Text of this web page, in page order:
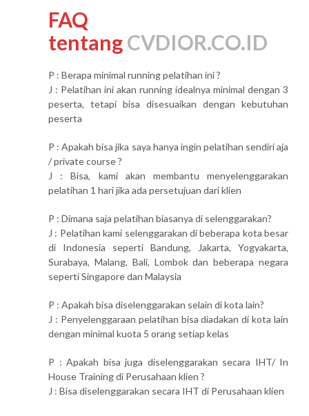
FAQ
tentangCVDIOR.CO.ID
P : Berapa minimal running pelatihan ini ?
J : Pelatihan ini akan running idealnya minimal dengan 3
peserta, tetapi bisa disesuaikan dengan kebutuhan
peserta
P : Apakah bisa jika saya hanya ingin pelatihan sendiri aja
/ private course ?
J : Bisa, kami akan membantu menyelenggarakan
pelatihan 1 hari jika ada persetujuan dari klien
P : Dimana saja pelatihan biasanya di selenggarakan?
J : Pelatihan kami selenggarakan di beberapa kota besar
di Indonesia seperti Bandung, Jakarta, Yogyakarta,
Surabaya, Malang, Bali, Lombok dan beberapa negara
seperti Singapore dan Malaysia
P : Apakah bisa diselenggarakan selain di kota lain?
J : Penyelenggaraan pelatihan bisa diadakan di kota lain
dengan minimal kuota 5 orang setiap kelas
P : Apakah bisa juga diselenggarakan secara IHT/ In
House Training di Perusahaan klien ?
J : Bisa diselenggarakan secara IHT di Perusahaan klien